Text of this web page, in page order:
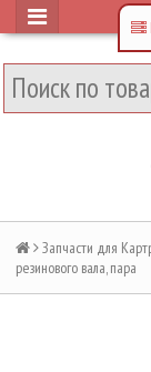
Запчасти для
резинового вала, пара